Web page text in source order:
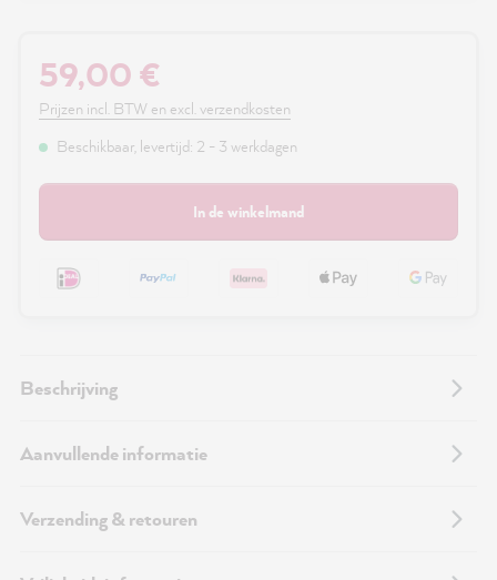
59,00 €
Prijzen incl. BTW en excl. verzendkosten
Beschikbaar, levertijd: 2 - 3 werkdagen
In de winkelmand
Beschrijving
Aanvullende informatie
Verzending & retouren